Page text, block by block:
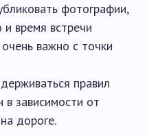
фотографии,
время встречи
важно с точки
правил
в зависимости от
дороге.